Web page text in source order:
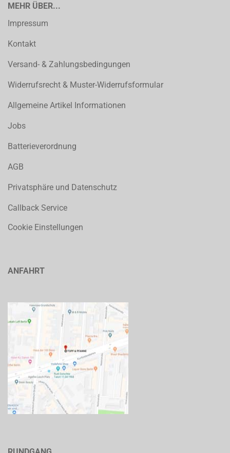
MEHR ÜBER...
Impressum
Kontakt
Versand- & Zahlungsbedingungen
Widerrufsrecht & Muster-Widerrufsformular
Allgemeine Artikel Informationen
Jobs
Batterieverordnung
AGB
Privatsphäre und Datenschutz
Callback Service
Cookie Einstellungen
ANFAHRT